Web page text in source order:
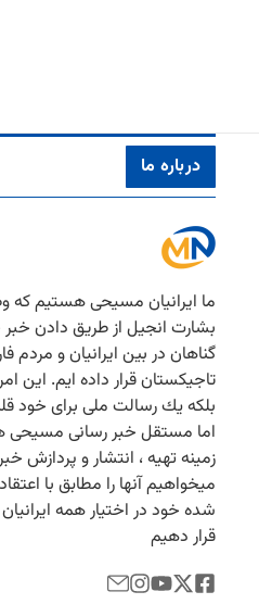
درباره ما
ما ایرانیان مسیحی هستیم كه
بشارت انجیل از طریق دادن
گناهان در بین ایرانیان و مردم
تاجیكستان قرار داده ایم. این
بلكه یك رسالت ملی برای خود
اما مستقل خبر رسانی مسیحی
زمینه تهیه ، انتشار و پردازش
میخواهیم آنها را مطابق با
شده خود در اختیار همه
قرار دهیم